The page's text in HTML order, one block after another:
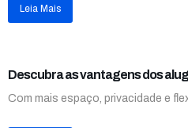
Leia Mais
Descubra as vantagens dos
Com mais espaço, privacidade e